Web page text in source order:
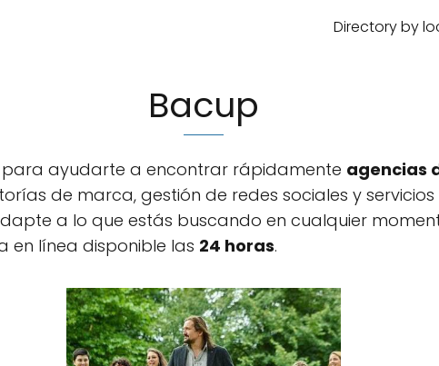
Directory by
Bacup
ayudarte a encontrar rápidamente agencias
de marca, gestión de redes sociales y
a lo que estás buscando en cualquier
en línea disponible las 24 horas.